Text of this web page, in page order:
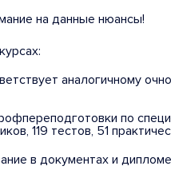
на данные нюансы!
аналогичному
по
119 тестов, 51
в документах и